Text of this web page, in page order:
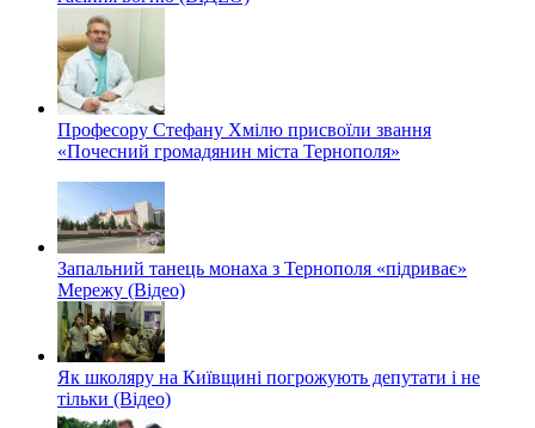
Професору Стефану Хмілю присвоїли звання
«Почесний громадянин міста Тернополя»
Запальний танець монаха з Тернополя «підриває»
Мережу (Відео)
Як школяру на Київщині погрожують депутати і не
тільки (Відео)